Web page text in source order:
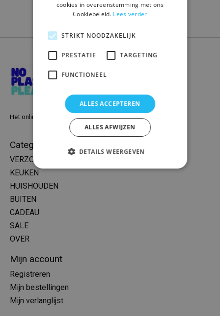
€13,99
Het online warenhuis voor een plasticvrij leven
Categorieën
VERZORGING
KEUKEN
HUISHOUDEN
BUITEN
CADEAU
SALE
OVER
Mijn account
Registreren
Mijn bestellingen
Mijn verlanglijst
cookies in overeenstemming met ons
Cookiebeleid. Lees verder
STRIKT NOODZAKELIJK
PRESTATIE TARGETING
FUNCTIONEEL
ALLES ACCEPTEREN
ALLES AFWIJZEN
DETAILS WEERGEVEN